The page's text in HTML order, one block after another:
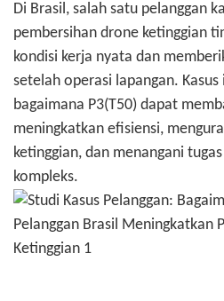
Di Brasil, salah satu pelanggan
pembersihan drone ketinggian
kondisi kerja nyata dan
setelah operasi lapangan.
bagaimana P3(T50) dapat
meningkatkan efisiensi,
ketinggian, dan menangani
kompleks.